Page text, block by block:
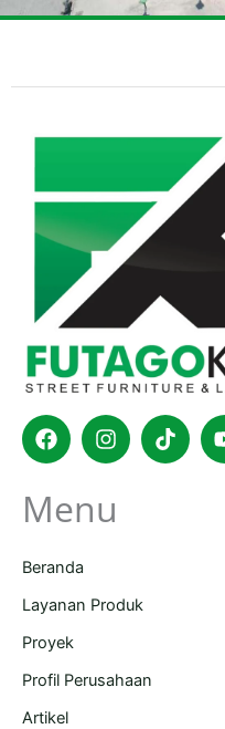
FacebookInstagram
Menu
Beranda
Layanan Produk
Proyek
Profil Perusahaan
Artikel